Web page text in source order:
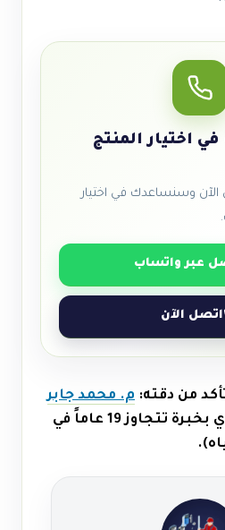
اختيار المنتج
وسنساعدك في اختيار
عبر واتساب
اتصل الآن
من دقته: م. محمد جابر
(مؤسس شركة فلتري بخبرة تتجاوز 19 عاماً في